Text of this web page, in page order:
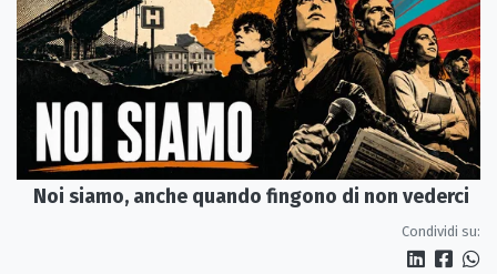
Noi siamo, anche quando fingono di non vederci
Condividi su: